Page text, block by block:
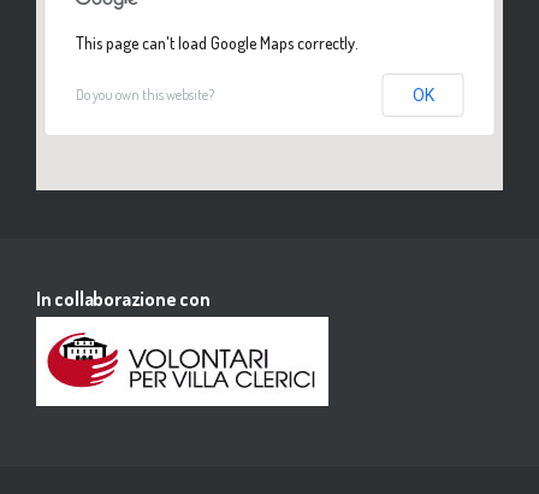
This page can't load Google Maps correctly.
Do you own this website? OK
In collaborazione con